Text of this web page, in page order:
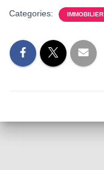
Categories: IMMOBILIER